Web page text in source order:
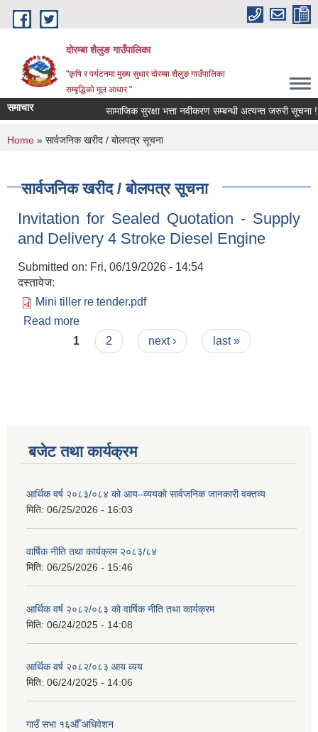
Skip to main content
दोरम्बा शैलुङ गाउँपालिका
"कृषि र पर्यटनमा मुख्य सुधार दोरम्बा शैलुङ गाउँपालिका
सम्बृद्धिको मूल आधार "
समाचार सामाजिक सुरक्षा भत्ता नवीकरण सम्बन्धी अत्यन्त जरुरी सूचना !
You are here
Home » सार्वजनिक खरीद / बोलपत्र सूचना
सार्वजनिक खरीद / बोलपत्र सूचना
Invitation for Sealed Quotation - Supply
and Delivery 4 Stroke Diesel Engine
Submitted on: Fri, 06/19/2026 - 14:54
दस्तावेज:
Mini tiller re tender.pdf
Read more
and Delivery 4 Stroke Diesel Engine
Pages
1 2 next › last »
बजेट तथा कार्यक्रम
आर्थिक वर्ष २०८३/०८४ को आय–व्ययको सार्वजनिक जानकारी वक्तव्य
मिति: 06/25/2026 - 16:03
वार्षिक नीति तथा कार्यक्रम २०८३/८४
मिति: 06/25/2026 - 15:46
आर्थिक वर्ष २०८२/०८३ को वार्षिक नीति तथा कार्यक्रम
मिति: 06/24/2025 - 14:08
आर्थिक वर्ष २०८२/०८३ आय व्यय
मिति: 06/24/2025 - 14:06
गाउँ सभा १६औँ अधिवेशन